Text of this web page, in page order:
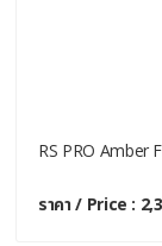
RS PRO Amber
ราคา / Price :